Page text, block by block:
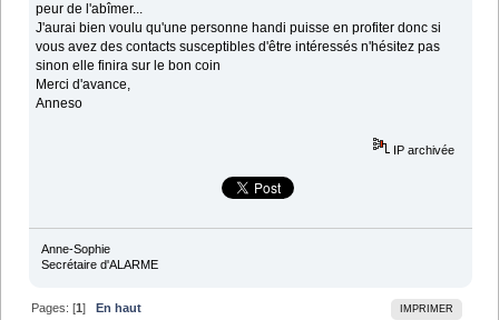
peur de l'abîmer...
J'aurai bien voulu qu'une personne handi puisse en profiter donc si
vous avez des contacts susceptibles d'être intéressés n'hésitez pas
sinon elle finira sur le bon coin
Merci d'avance,
Anneso
IP archivée
Anne-Sophie
Secrétaire d'ALARME
IMPRIMER
Pages: [1]En haut